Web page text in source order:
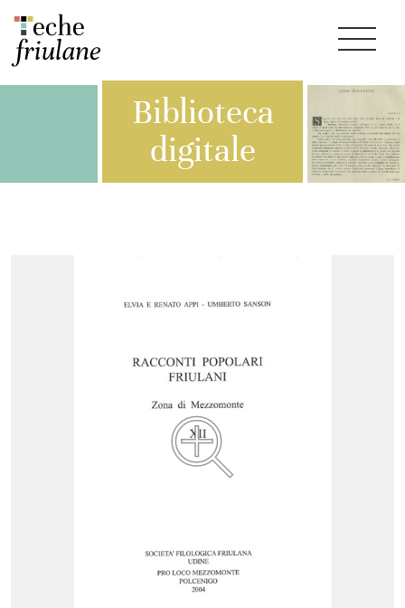
Biblioteca
digitale